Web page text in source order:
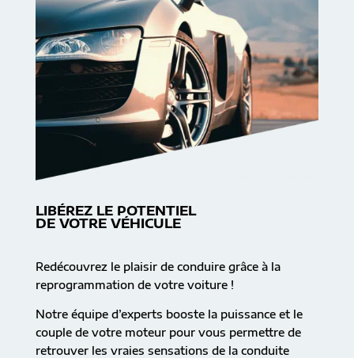
LIBÉREZ LE POTENTIEL
DE VOTRE VÉHICULE
Redécouvrez le plaisir de conduire grâce à la
reprogrammation de votre voiture !
Notre équipe d’experts booste la puissance et le
couple de votre moteur pour vous permettre de
retrouver les vraies sensations de la conduite